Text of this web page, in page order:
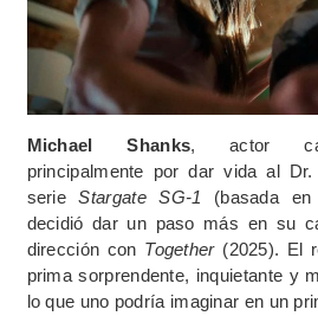
Michael Shanks, actor
principalmente por dar vida al
serieStargate SG-1 (basada
decidió dar un paso más en su
dirección con Together(2025). El
prima sorprendente, inquietante y
lo que uno podría imaginar en un